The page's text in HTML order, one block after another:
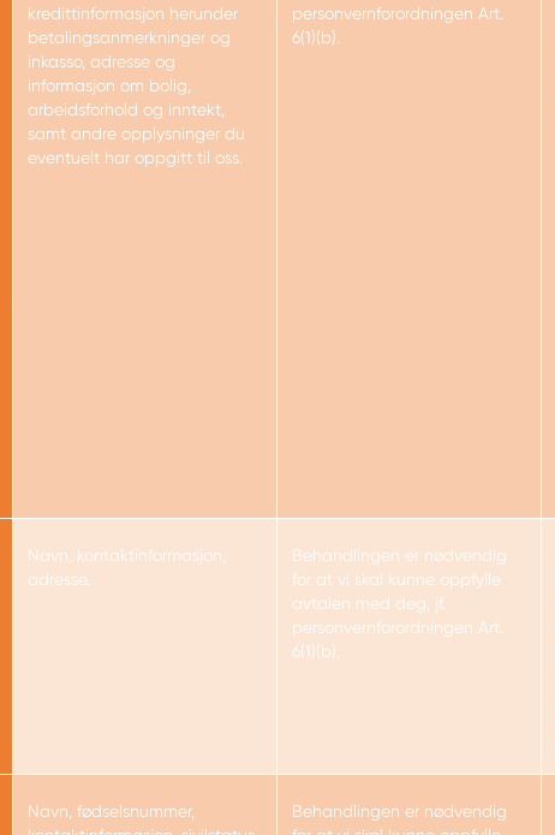
kredittinformasjon herunder
betalingsanmerkninger og
inkasso, adresse og
informasjon om bolig,
arbeidsforhold og inntekt,
samt andre opplysninger du
eventuelt har oppgitt til oss.
personvernforordningen Art.
6(1)(b).
Navn, kontaktinformasjon,
adresse.
Behandlingen er nødvendig
for at vi skal kunne oppfylle
avtalen med deg, jf.
personvernforordningen Art.
6(1)(b).
Navn, fødselsnummer,
Behandlingen er nødvendig